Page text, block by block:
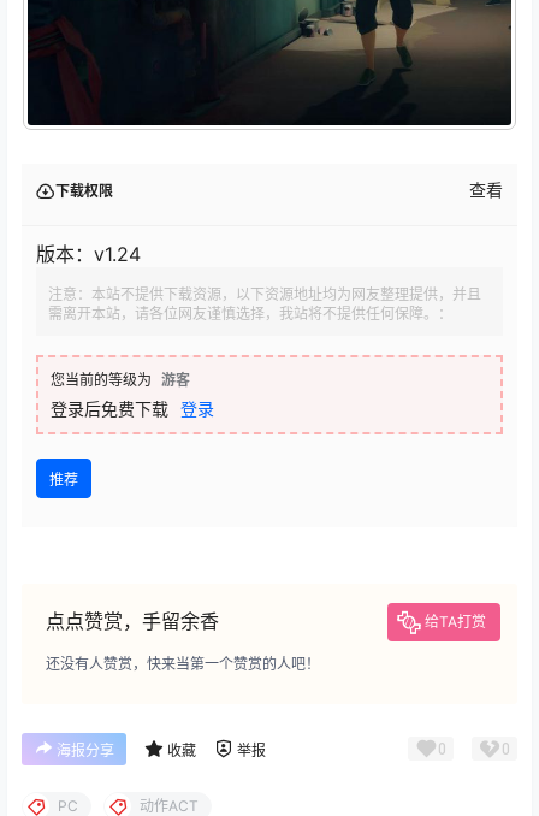
下载权限 查看
版本：v1.24
注意：本站不提供下载资源，以下资源地址均为网友整理提供，并且
需离开本站，请各位网友谨慎选择，我站将不提供任何保障。：
您当前的等级为 游客
登录后免费下载 登录
推荐
点点赞赏，手留余香 给TA打赏
还没有人赞赏，快来当第一个赞赏的人吧！
海报分享 收藏 举报 0 0
PC 动作ACT